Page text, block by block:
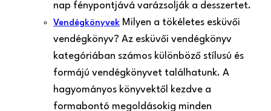
nap fénypontjává varázsolják a desszertet.
Vendégkönyvek Milyen a tökéletes esküvői
vendégkönyv? Az esküvői vendégkönyv
kategóriában számos különböző stílusú és
formájú vendégkönyvet találhatunk. A
hagyományos könyvektől kezdve a
formabontó megoldásokig minden